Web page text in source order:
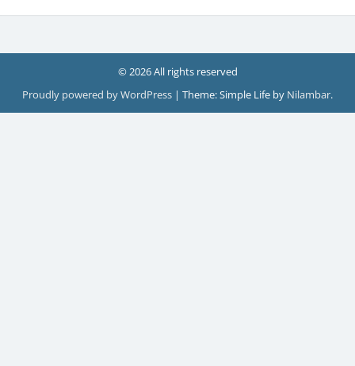
© 2026 All rights reserved
Proudly powered by WordPress | Theme: Simple Life by Nilambar.